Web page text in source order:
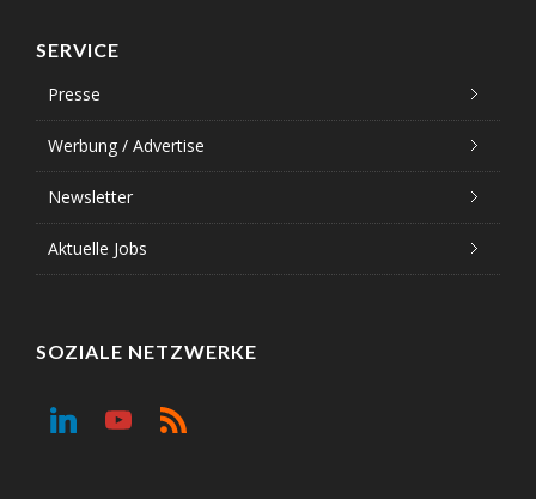
SERVICE
Presse
Werbung / Advertise
Newsletter
Aktuelle Jobs
SOZIALE NETZWERKE